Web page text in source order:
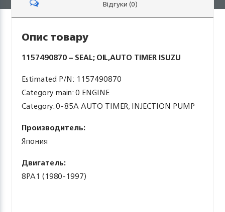
Відгуки (0)
Опис товару
1157490870 – SEAL; OIL,AUTO TIMER ISUZU
Estimated P/N: 1157490870
Category main: 0 ENGINE
Category: 0-85A AUTO TIMER; INJECTION PUMP
Производитель:
Япония
Двигатель:
8PA1 (1980-1997)